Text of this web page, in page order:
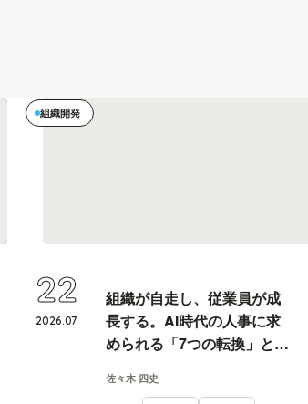
組織開発
組織が自走し、従業員が成
長する。AI時代の人事に求
められる「7つの転換」と
佐々木 四史
2026.07
22